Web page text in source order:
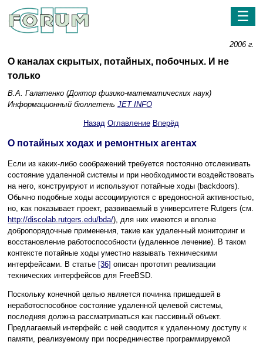
☰
2006 г.
О каналах скрытых, потайных, побочных. И не
только
В.А. Галатенко (Доктор физико-математических наук)
Информационный бюллетень JET INFO
Назад Оглавление Вперёд
О потайных ходах и ремонтных агентах
Если из каких-либо соображений требуется постоянно отслеживать
состояние удаленной системы и при необходимости воздействовать
на него, конструируют и используют потайные ходы (backdoors).
Обычно подобные ходы ассоциируются с вредоносной активностью,
но, как показывает проект, развиваемый в университете Rutgers (см.
http://discolab.rutgers.edu/bda/), для них имеются и вполне
добропорядочные применения, такие как удаленный мониторинг и
восстановление работоспособности (удаленное лечение). В таком
контексте потайные ходы уместно называть техническими
интерфейсами. В статье [36] описан прототип реализации
технических интерфейсов для FreeBSD.
Поскольку конечной целью является починка пришедшей в
неработоспособное состояние удаленной целевой системы,
последняя должна рассматриваться как пассивный объект.
Предлагаемый интерфейс с ней сводится к удаленному доступу к
памяти, реализуемому при посредничестве программируемой